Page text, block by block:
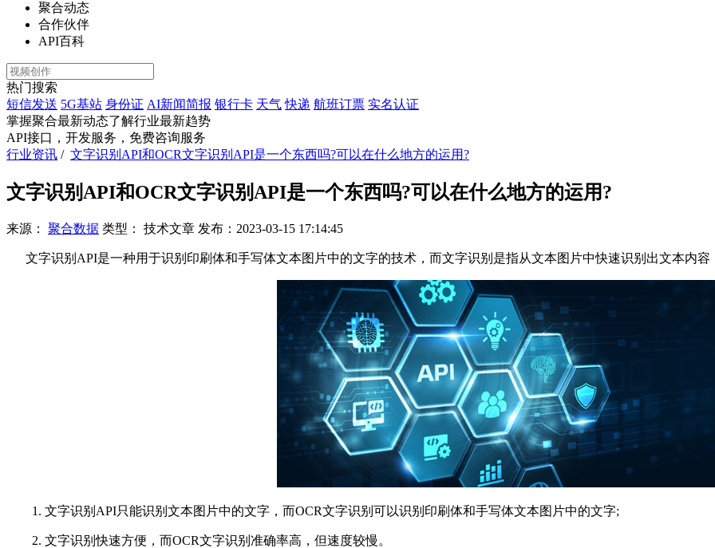
聚合动态
合作伙伴
API百科
热门搜索
短信发送 5G基站 身份证 AI新闻简报 银行卡 天气 快递 航班订票 实名认证
掌握聚合最新动态了解行业最新趋势
API接口，开发服务，免费咨询服务
行业资讯 / 文字识别API和OCR文字识别API是一个东西吗?可以在什么地方的运用?
文字识别API和OCR文字识别API是一个东西吗?可以在什么地方的运用?
来源： 聚合数据 类型： 技术文章 发布： 2023-03-15 17:14:45
文字识别API是一种用于识别印刷体和手写体文本图片中的文字的技术，而文字识别是指从文本图片中快速识别出文本内容
1. 文字识别API只能识别文本图片中的文字，而OCR文字识别可以识别印刷体和手写体文本图片中的文字;
2. 文字识别快速方便，而OCR文字识别准确率高，但速度较慢。